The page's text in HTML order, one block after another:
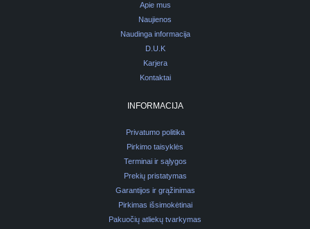
Apie mus
Naujienos
Naudinga informacija
D.U.K
Karjera
Kontaktai
INFORMACIJA
Privatumo politika
Pirkimo taisyklės
Terminai ir sąlygos
Prekių pristatymas
Garantijos ir grąžinimas
Pirkimas išsimokėtinai
Pakuočių atliekų tvarkymas